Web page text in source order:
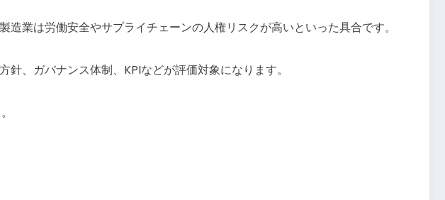
業は労働安全やサプライチェーンの人権リスクが高いといった具合です。
針、ガバナンス体制、KPIなどが評価対象になります。